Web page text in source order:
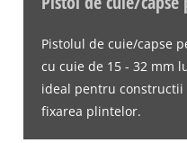
Pistolul de cuie/capse
cu cuie de 15 - 32 mm
ideal pentru constructii
fixarea plintelor.